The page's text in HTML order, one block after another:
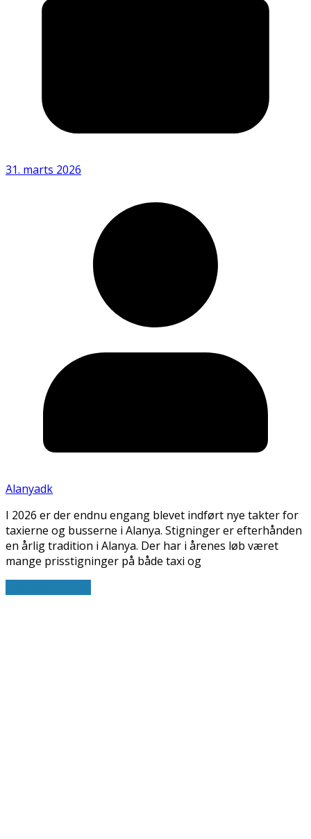
31. marts 2026
Alanyadk
I 2026 er der endnu engang blevet indført nye takter for
taxierne og busserne i Alanya. Stigninger er efterhånden
en årlig tradition i Alanya. Der har i årenes løb været
mange prisstigninger på både taxi og